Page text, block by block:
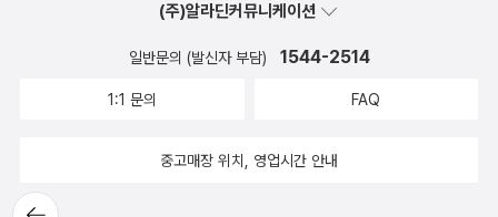
뒤로가
(주)알라딘커뮤니케이션
일반문의 (발신자 부담) 1544-2514
1:1 문의 FAQ
중고매장 위치, 영업시간 안내